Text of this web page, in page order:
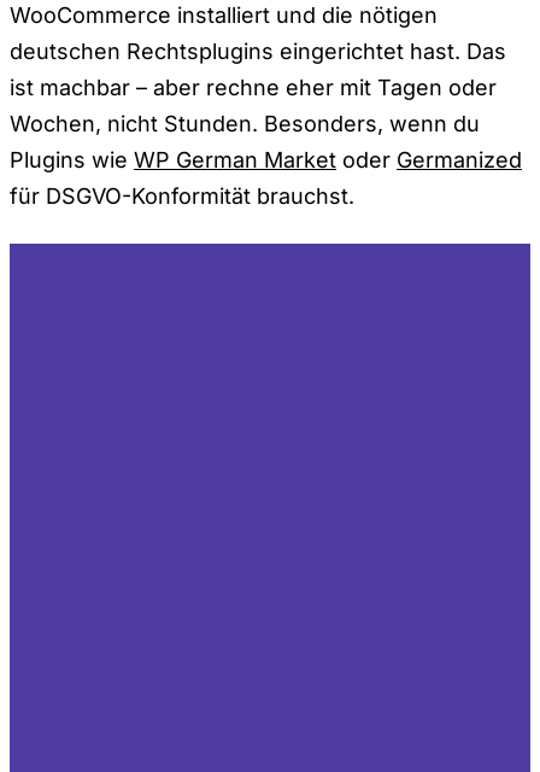
WooCommerce installiert und die nötigen
deutschen Rechtsplugins eingerichtet hast. Das
ist machbar – aber rechne eher mit Tagen oder
Wochen, nicht Stunden. Besonders, wenn du
Plugins wie WP German Market oder Germanized
für DSGVO-Konformität brauchst.